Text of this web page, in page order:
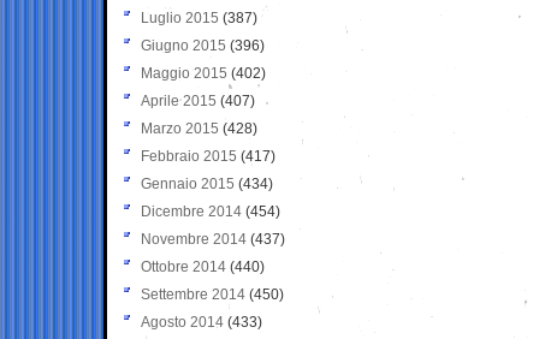
Luglio 2015 (387)
Giugno 2015 (396)
Maggio 2015 (402)
Aprile 2015 (407)
Marzo 2015 (428)
Febbraio 2015 (417)
Gennaio 2015 (434)
Dicembre 2014 (454)
Novembre 2014 (437)
Ottobre 2014 (440)
Settembre 2014 (450)
Agosto 2014 (433)